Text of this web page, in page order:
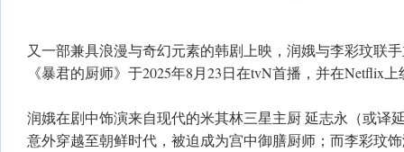
又一部兼具浪漫与奇幻元素的韩剧上映，润娥与李彩玟联
《暴君的厨师》于2025年8月23日在tvN首播，并在Netflix上
润娥在剧中饰演来自现代的米其林三星主厨 延志永（或译
意外穿越至朝鲜时代，被迫成为宫中御膳厨师；而李彩玟